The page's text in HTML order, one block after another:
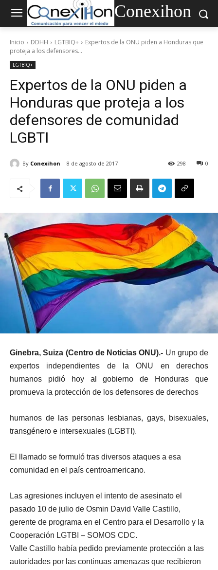
Conexihon
Inicio DDHH LGTBIQ+
Expertos de la ONU piden a Honduras que
proteja a los defensores...
LGTBIQ+
Expertos de la ONU piden a
Honduras que proteja a los
defensores de comunidad
LGBTI
By Conexihon 8 de agosto de 2017 0
298
Ginebra, Suiza (Centro de Noticias ONU).- Un grupo de
expertos independientes de la ONU en derechos
humanos pidió hoy al gobierno de Honduras que
promueva la protección de los defensores de derechos
humanos de las personas lesbianas, gays, bisexuales,
transgénero e intersexuales (LGBTI).
El llamado se formuló tras diversos ataques a esa
comunidad en el país centroamericano.
Las agresiones incluyen el intento de asesinato el
pasado 10 de julio de Osmin David Valle Castillo,
gerente de programa en el Centro para el Desarrollo y la
Cooperación LGTBI – SOMOS CDC.
Valle Castillo había pedido previamente protección a las
autoridades por las continuas amenazas que recibieron